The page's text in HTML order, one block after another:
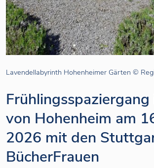
Lavendellabyrinth Hohenheimer Gärten ©
von Hohenheim am
2026 mit den
BücherFrauen